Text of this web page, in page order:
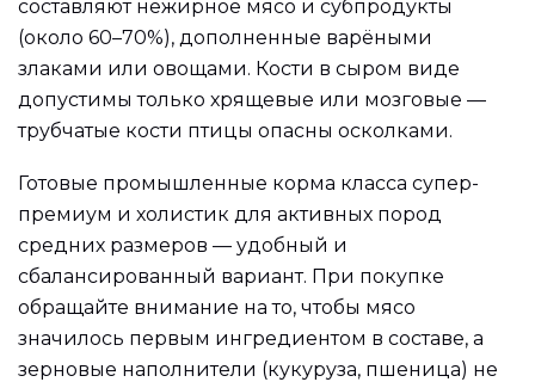
составляют нежирное мясо и субпродукты
(около 60–70%), дополненные варёными
злаками или овощами. Кости в сыром виде
допустимы только хрящевые или мозговые —
трубчатые кости птицы опасны осколками.
Готовые промышленные корма класса супер-
премиум и холистик для активных пород
средних размеров — удобный и
сбалансированный вариант. При покупке
обращайте внимание на то, чтобы мясо
значилось первым ингредиентом в составе, а
зерновые наполнители (кукуруза, пшеница) не